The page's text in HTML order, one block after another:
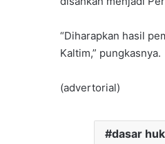
“Diharapkan hasil
Kaltim,” pungkasnya.
(advertorial)
dasar